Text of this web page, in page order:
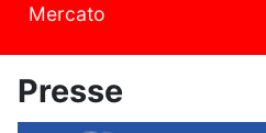
Mercato
Presse